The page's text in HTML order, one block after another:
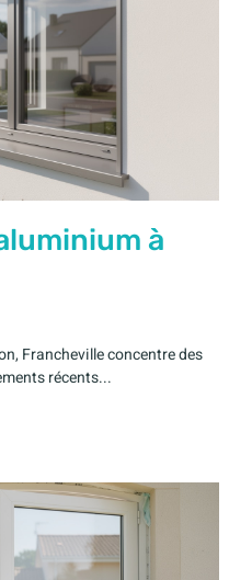
à
Francheville concentre des
récents...